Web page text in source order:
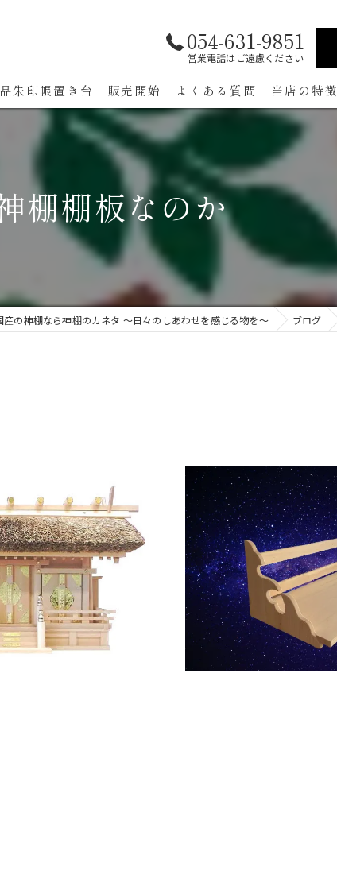
054-631-9851
営業電話はご遠慮ください
朱印帳置き台 販売開始 よくある質問 当店の特徴
高級
ペット用
手作り
コンパクト
通販
棚棚板なのか
産の神棚なら神棚のカネタ ～日々のしあわせを感じる物を～ ブログ